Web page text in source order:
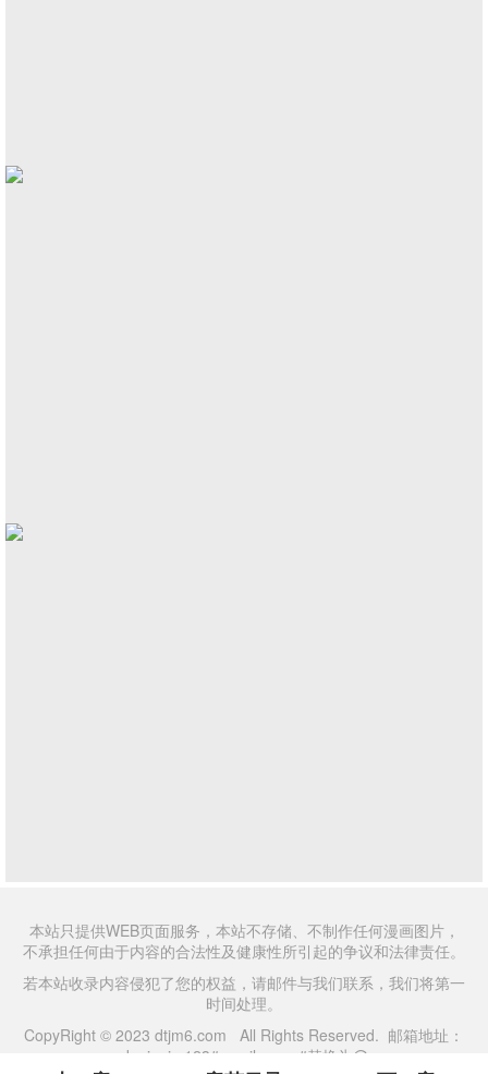
本站只提供WEB页面服务，本站不存储、不制作任何漫画图片，
不承担任何由于内容的合法性及健康性所引起的争议和法律责任。
若本站收录内容侵犯了您的权益，请邮件与我们联系，我们将第一
时间处理。
CopyRight © 2023 dtjm6.com All Rights Reserved. 邮箱地址：
daniaojm123#gmail.com #替换为@